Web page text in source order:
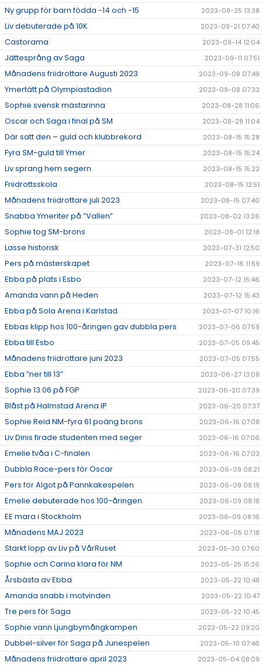
Ny grupp för barn födda -14 och -15 2023-09-25 13:38
Liv debuterade på 10K 2023-09-21 07:40
Castorama 2023-09-14 12:04
Jättesprång av Saga 2023-09-11 07:51
Månadens friidrottare Augusti 2023 2023-09-08 07:49
Ymertätt på Olympiastadion 2023-09-08 07:33
Sophie svensk mästarinna 2023-08-28 11:06
Oscar och Saga i final på SM 2023-08-28 11:04
Där satt den – guld och klubbrekord 2023-08-15 15:28
Fyra SM-guld till Ymer 2023-08-15 15:24
Liv sprang hem segern 2023-08-15 15:22
Friidrottsskola 2023-08-15 12:51
Månadens friidrottare juli 2023 2023-08-15 07:40
Snabba Ymeriter på ”Vallen” 2023-08-02 13:26
Sophie tog SM-brons 2023-08-01 12:18
Lasse historisk 2023-07-31 12:50
Pers på mästerskapet 2023-07-16 11:59
Ebba på plats i Esbo 2023-07-12 15:46
Amanda vann på Heden 2023-07-12 15:43
Ebba på Sola Arena i Karlstad 2023-07-07 10:16
Ebbas klipp hos 100-åringen gav dubbla pers 2023-07-06 07:59
Ebba till Esbo 2023-07-05 09:45
Månadens friidrottare juni 2023 2023-07-05 07:55
Ebba ”ner till 13” 2023-06-27 13:08
Sophie 13.06 på FGP 2023-06-20 07:39
Blåst på Halmstad Arena IP 2023-06-20 07:37
Sophie Reid NM-fyra 61 poäng brons 2023-06-16 07:08
Liv Dinis firade studenten med seger 2023-06-16 07:06
Emelie tvåa i C-finalen 2023-06-16 07:03
Dubbla Race-pers för Oscar 2023-06-09 08:21
Pers för Algot på Pannkakespelen 2023-06-09 08:19
Emelie debuterade hos 100-åringen 2023-06-09 08:18
EE mara i Stockholm 2023-06-09 08:16
Månadens MAJ 2023 2023-06-05 07:18
Starkt lopp av Liv på VårRuset 2023-05-30 07:50
Sophie och Carina klara för NM 2023-05-25 15:26
Årsbästa av Ebba 2023-05-22 10:48
Amanda snabb i motvinden 2023-05-22 10:47
Tre pers för Saga 2023-05-22 10:45
Sophie vann Ljungbymångkampen 2023-05-22 09:20
Dubbel-silver för Saga på Junespelen 2023-05-10 07:46
Månadens friidrottare april 2023 2023-05-04 08:09